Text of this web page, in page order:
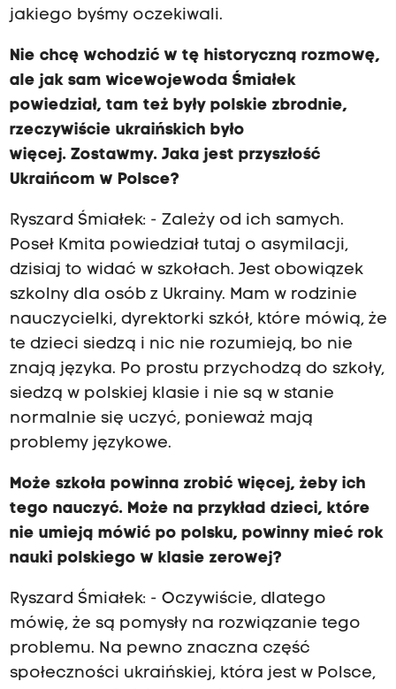
jakiego byśmy oczekiwali.
Nie chcę wchodzić w tę historyczną rozmowę,
ale jak sam wicewojewoda Śmiałek
powiedział, tam też były polskie zbrodnie,
rzeczywiście ukraińskich było
więcej. Zostawmy. Jaka jest przyszłość
Ukraińcom w Polsce?
Ryszard Śmiałek: - Zależy od ich samych.
Poseł Kmita powiedział tutaj o asymilacji,
dzisiaj to widać w szkołach. Jest obowiązek
szkolny dla osób z Ukrainy. Mam w rodzinie
nauczycielki, dyrektorki szkół, które mówią, że
te dzieci siedzą i nic nie rozumieją, bo nie
znają języka. Po prostu przychodzą do szkoły,
siedzą w polskiej klasie i nie są w stanie
normalnie się uczyć, ponieważ mają
problemy językowe.
Może szkoła powinna zrobić więcej, żeby ich
tego nauczyć. Może na przykład dzieci, które
nie umieją mówić po polsku, powinny mieć rok
nauki polskiego w klasie zerowej?
Ryszard Śmiałek: - Oczywiście, dlatego
mówię, że są pomysły na rozwiązanie tego
problemu. Na pewno znaczna część
społeczności ukraińskiej, która jest w Polsce,